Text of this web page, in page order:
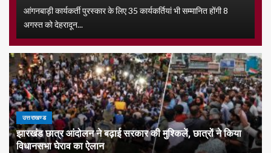
आंगनबाड़ी कार्यकर्ती पुरस्कार के लिए 35 कार्यकर्तियां भी सम्मानित होंगी 8
अगस्त को देहरादून...
उत्तराखण्ड
झारखंड छात्र आंदोलन ने बढ़ाई सरकार की मुश्किलें, छात्रों ने किया
विधानसभा घेराव का ऐलान